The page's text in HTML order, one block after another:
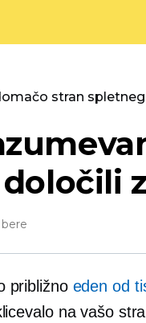
stran
bere
približno eden od
na vašo